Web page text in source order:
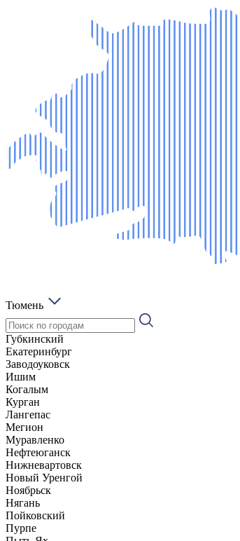
Тюмень
Губкинский
Екатеринбург
Заводоуковск
Ишим
Когалым
Курган
Лангепас
Мегион
Муравленко
Нефтеюганск
Нижневартовск
Новый Уренгой
Ноябрьск
Нягань
Пойковский
Пурпе